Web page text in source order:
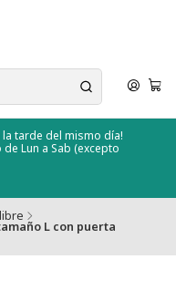
la tarde del mismo día!
Lun a Sab (excepto
L con puerta